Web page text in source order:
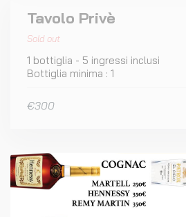
Tavolo Privè
Sold out
1 bottiglia - 5 ingressi inclusi
Bottiglia minima : 1
€300